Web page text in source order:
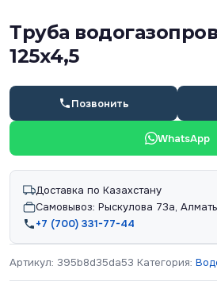
Труба
125х4,5
Позвонить
WhatsApp
Доставка по Казахстану
Самовывоз: Рыскулова 73а,
+7 (700) 331-77-44
Артикул: 395b8d35da53 Категория: